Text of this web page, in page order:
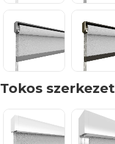
Tokos szerkezet